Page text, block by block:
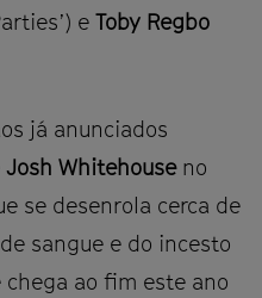
e Toby Regbo
já anunciados
Josh Whitehouse no
se desenrola cerca de
sangue e do incesto
ao fim este ano